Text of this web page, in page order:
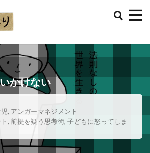
かけない
, アンガーマネジメント
, 前提を疑う思考術, 子どもに怒ってしま